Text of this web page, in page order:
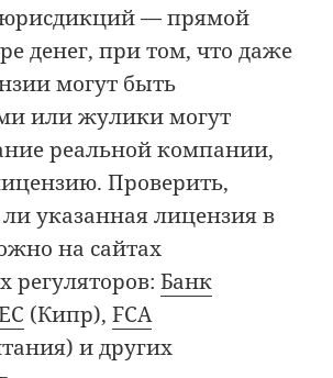
— прямой
денег, при том, что даже
могут быть
или жулики могут
реальной компании,
Проверить,
ли указанная лицензия в
на сайтах
регуляторов:Банк
(Кипр),FCA
и других